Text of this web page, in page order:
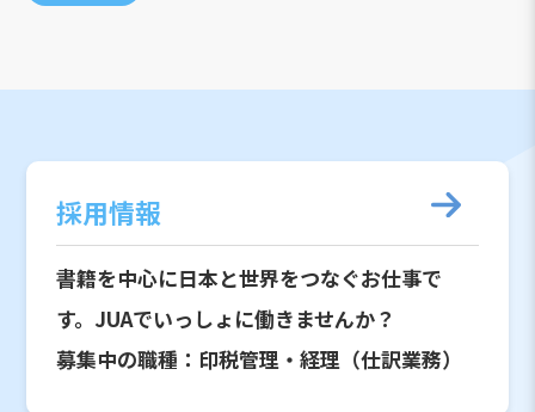
採用情報
書籍を中心に日本と世界をつなぐお仕事で
す。JUAでいっしょに働きませんか？
募集中の職種：印税管理・経理（仕訳業務）